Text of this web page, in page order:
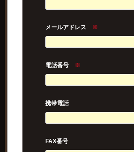
メールアドレス ※
電話番号 ※
携帯電話
FAX番号